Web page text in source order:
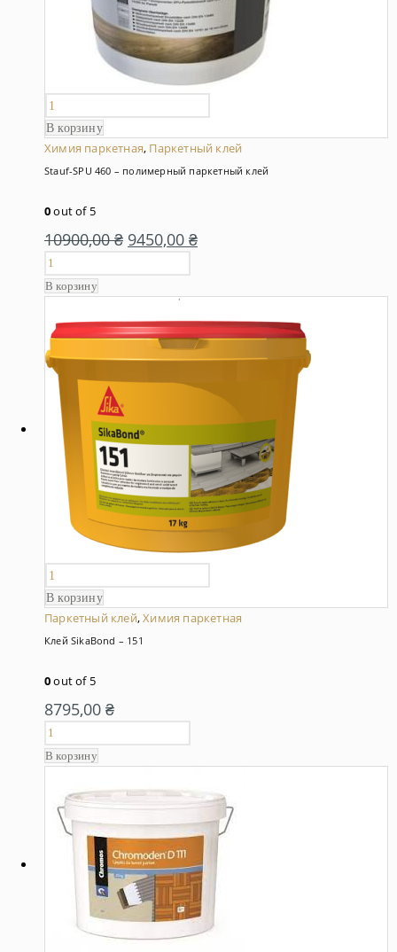
В корзину
Химия паркетная, Паркетный клей
Stauf-SPU 460 – полимерный паркетный клей
0out of 5
10900,00₴ 9450,00 ₴
В корзину
В корзину
Паркетный клей,Химия паркетная
Клей SikaBond – 151
0out of 5
8795,00 ₴
В корзину